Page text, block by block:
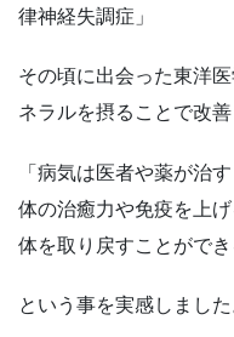
律神経失調症」
その頃に出会った東洋
ネラルを摂ることで改
「病気は医者や薬が治
体の治癒力や免疫を上
体を取り戻すことができ
という事を実感しました